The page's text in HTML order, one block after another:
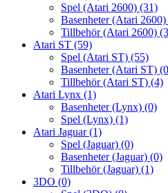
Spel (Atari 2600) (31)
Basenheter (Atari 2600)
Tillbehör (Atari 2600)
Atari ST (59)
Spel (Atari ST) (55)
Basenheter (Atari ST)
Tillbehör (Atari ST) (4)
Atari Lynx (1)
Basenheter (Lynx) (0)
Spel (Lynx) (1)
Atari Jaguar(1)
Spel (Jaguar) (0)
Basenheter (Jaguar) (0)
Tillbehör (Jaguar) (1)
3DO (0)